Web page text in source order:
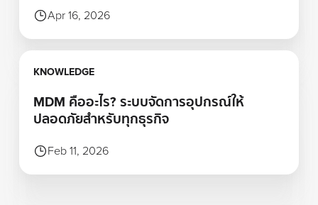
Apr 16, 2026
KNOWLEDGE
MDM คืออะไร? ระบบจัดการอุปกรณ์ให้
ปลอดภัยสำหรับทุกธุรกิจ
Feb 11, 2026